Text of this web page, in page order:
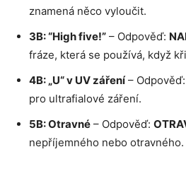
znamená něco vyloučit.
3B: “High five!” – Odpověď:
fráze, která se používá, když
4B: „U“ v UV záření– Odpověď:
pro ultrafialové záření.
5B: Otravné – Odpověď:
nepříjemného nebo otravného.